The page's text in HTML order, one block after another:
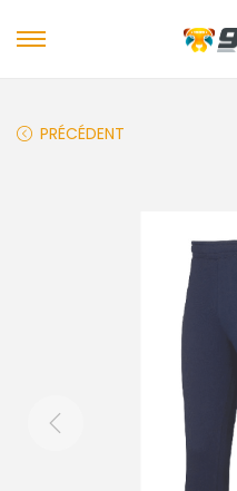
PRÉCÉDENT